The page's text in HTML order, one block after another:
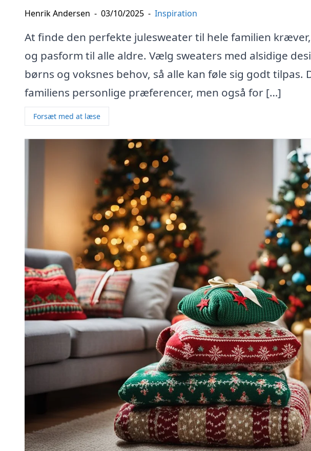
Henrik Andersen - 03/10/2025 - Inspiration
At finde den perfekte julesweater til hele familien
og pasform til alle aldre. Vælg sweaters med alsidige
børns og voksnes behov, så alle kan føle sig godt
familiens personlige præferencer, men også for […]
Forsæt med at læse